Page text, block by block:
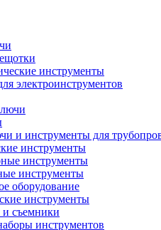
инструменты
электроинструментов
и инструменты для
инструменты
инструменты
инструменты
оборудование
инструменты
и съемники
инструментов